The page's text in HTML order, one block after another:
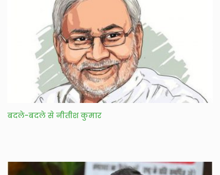
बदले-बदले से नीतीश कुमार